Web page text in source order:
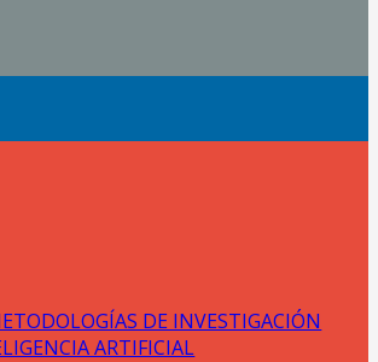
DE INVESTIGACIÓN
ARTIFICIAL